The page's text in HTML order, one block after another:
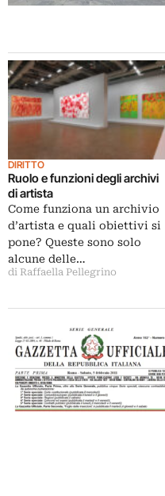
DIRITTO
Ruolo e funzioni degli archivi
di artista
Come funziona un archivio
d’artista e quali obiettivi si
pone? Queste sono solo
alcune delle…
di Raffaella Pellegrino